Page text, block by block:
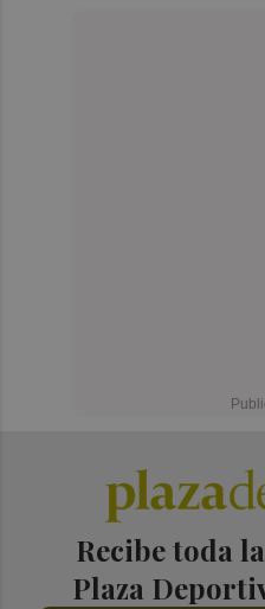
Recibe toda
Plaza